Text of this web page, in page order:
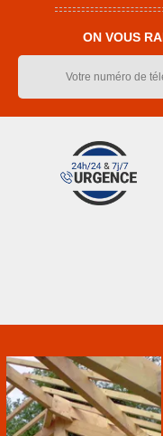
ON VOUS